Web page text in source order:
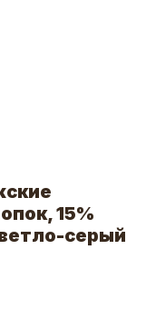
15%
серый